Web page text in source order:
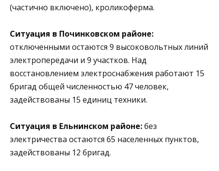
(частично включено), кроликоферма.
Ситуация в Починковском районе:
отключенными остаются 9 высоковольтных линий
электропередачи и 9 участков. Над
восстановлением электроснабжения работают 15
бригад общей численностью 47 человек,
задействованы 15 единиц техники.
Ситуация в Ельнинском районе:без
электричества остаются 65 населенных пунктов,
задействованы 12 бригад.